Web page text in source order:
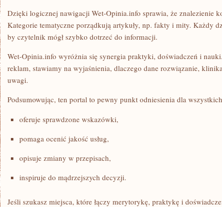
Dzięki logicznej nawigacji Wet-Opinia.info sprawia, że znalezienie
Kategorie tematyczne porządkują artykuły, np. fakty i mity. Każdy
by czytelnik mógł szybko dotrzeć do informacji.
Wet-Opinia.info wyróżnia się synergia praktyki, doświadczeń i
reklam, stawiamy na wyjaśnienia, dlaczego dane rozwiązanie,
uwagi.
Podsumowując, ten portal to pewny punkt odniesienia dla
oferuje sprawdzone wskazówki,
pomaga ocenić jakość usług,
opisuje zmiany w przepisach,
inspiruje do mądrzejszych decyzji.
Jeśli szukasz miejsca, które łączy merytorykę, praktykę i